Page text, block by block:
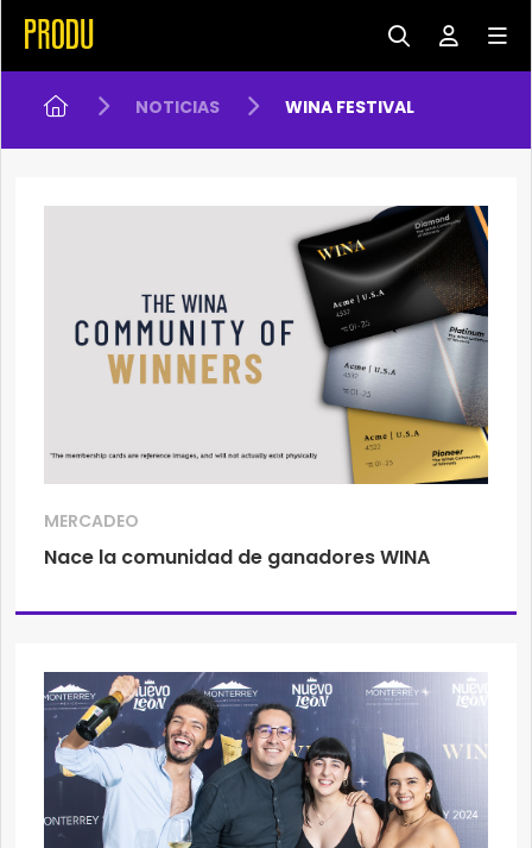
NOTICIAS WINA FESTIVAL
MERCADEO
Nace la comunidad de ganadores WINA